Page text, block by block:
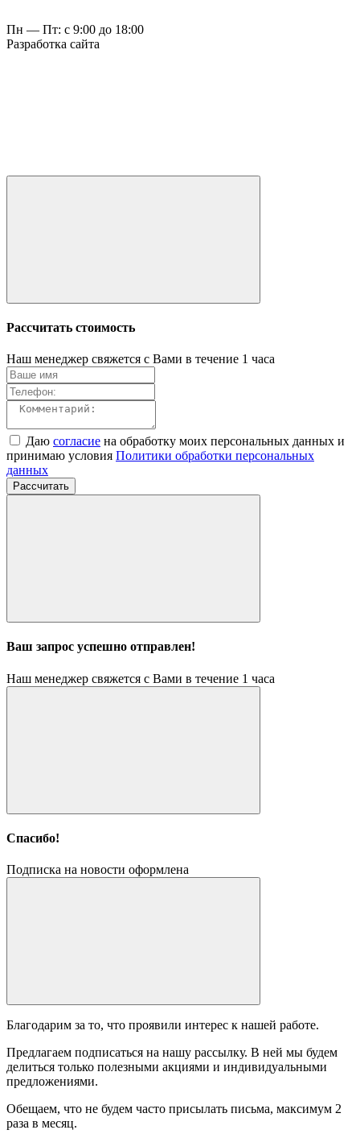
Пн — Пт: с 9:00 до 18:00
Разработка сайта
Рассчитать стоимость
Наш менеджер свяжется с Вами в течение 1 часа
Даю согласие на обработку моих персональных данных и
принимаю условия Политики обработки персональных
данных
Рассчитать
Ваш запрос успешно отправлен!
Наш менеджер свяжется с Вами в течение 1 часа
Спасибо!
Подписка на новости оформлена
Благодарим за то, что проявили интерес к нашей работе.
Предлагаем подписаться на нашу рассылку. В ней мы будем
делиться только полезными акциями и индивидуальными
предложениями.
Обещаем, что не будем часто присылать письма, максимум 2
раза в месяц.